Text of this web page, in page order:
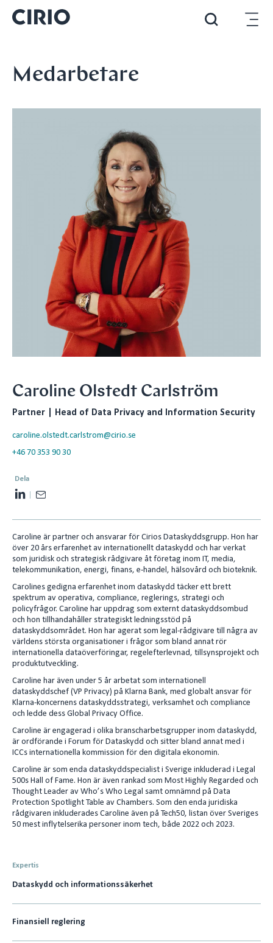
Medarbetare
Caroline Olstedt Carlström
Partner | Head of Data Privacy and Information Security
caroline.olstedt.carlstrom@cirio.se
+46 70 353 90 30
Dela
L
k
e
d
I
l
Caroline är partner och ansvarar för Cirios Dataskyddsgrupp. Hon har
över 20 års erfarenhet av internationellt dataskydd och har verkat
som juridisk och strategisk rådgivare åt företag inom IT, media,
telekommunikation, energi, finans, e-handel, hälsovård och bioteknik.
Carolines gedigna erfarenhet inom dataskydd täcker ett brett
spektrum av operativa, compliance, reglerings, strategi och
policyfrågor. Caroline har uppdrag som externt dataskyddsombud
och hon tillhandahåller strategiskt ledningsstöd på
dataskyddsområdet. Hon har agerat som legal-rådgivare till några av
världens största organisationer i frågor som bland annat rör
internationella dataöverföringar, regelefterlevnad, tillsynsprojekt och
produktutveckling.
Caroline har även under 5 år arbetat som internationell
dataskyddschef (VP Privacy) på Klarna Bank, med globalt ansvar för
Klarna-koncernens dataskyddsstrategi, verksamhet och compliance
och ledde dess Global Privacy Office.
Caroline är engagerad i olika branscharbetsgrupper inom dataskydd,
är ordförande i Forum för Dataskydd och sitter bland annat med i
ICCs internationella kommission för den digitala ekonomin.
Caroline är som enda dataskyddspecialist i Sverige inkluderad i Legal
500s Hall of Fame. Hon är även rankad som Most Highly Regarded och
Thought Leader av Who’s Who Legal samt omnämnd på Data
Protection Spotlight Table av Chambers. Som den enda juridiska
rådgivaren inkluderades Caroline även på Tech50, listan över Sveriges
50 mest inflytelserika personer inom tech, både 2022 och 2023.
Expertis
Dataskydd och informationssäkerhet
Finansiell reglering